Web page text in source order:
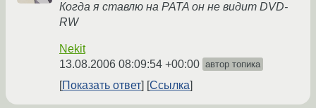
Когда я ставлю на PATA он не видит DVD-
RW
Nekit
13.08.2006 08:09:54 +00:00 автор топика
Показать ответ Ссылка